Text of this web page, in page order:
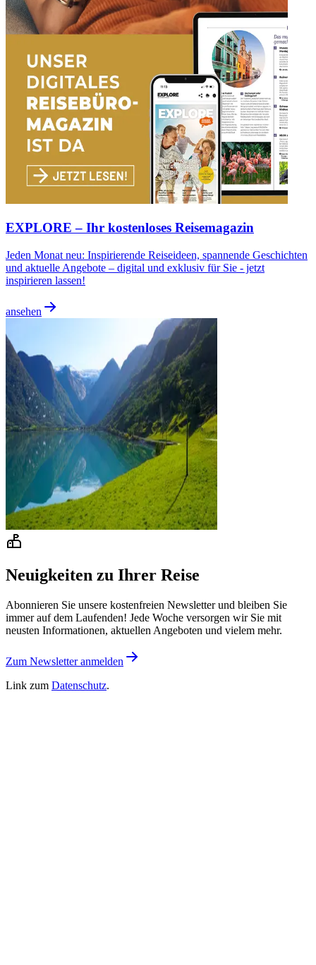
EXPLORE – Ihr kostenloses Reisemagazin
Jeden Monat neu: Inspirierende Reiseideen, spannende Geschichten
und aktuelle Angebote – digital und exklusiv für Sie - jetzt
inspirieren lassen!
ansehen
Neuigkeiten zu Ihrer Reise
Abonnieren Sie unsere kostenfreien Newsletter und bleiben Sie
immer auf dem Laufenden! Jede Woche versorgen wir Sie mit
neusten Informationen, aktuellen Angeboten und vielem mehr.
Zum Newsletter anmelden
Link zum Datenschutz.